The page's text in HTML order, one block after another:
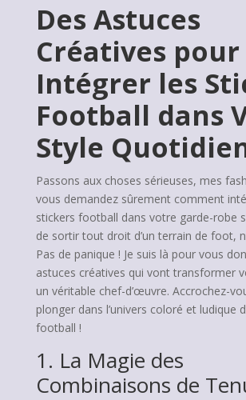
Des Astuces
Créatives pour
Intégrer les
Football dans
Style
Passons aux choses sérieuses, mes
vous demandez sûrement comment
stickers football dans votre garde-robe
de sortir tout droit d’un terrain de foot,
Pas de panique ! Je suis là pour vous
astuces créatives qui vont transformer
un véritable chef-d’œuvre. Accrochez-
plonger dans l’univers coloré et ludique
football !
1. La Magie des
Combinaisons de